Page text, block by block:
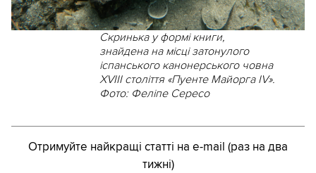
Скринька у формі книги,
знайдена на місці затонулого
іспанського канонерського човна
XVIII століття «Пуенте Майорга IV».
Фото: Феліпе Сересо
Отримуйте найкращі статті на e-mail (раз на два
тижні)